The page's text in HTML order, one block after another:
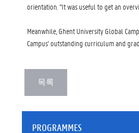
orientation. "It was useful to get an
Meanwhile, Ghent University Global
Campus' outstanding curriculum and
PROGRAMMES